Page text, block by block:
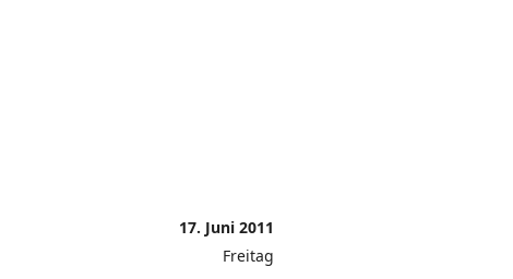
17. Juni 2011
Freitag